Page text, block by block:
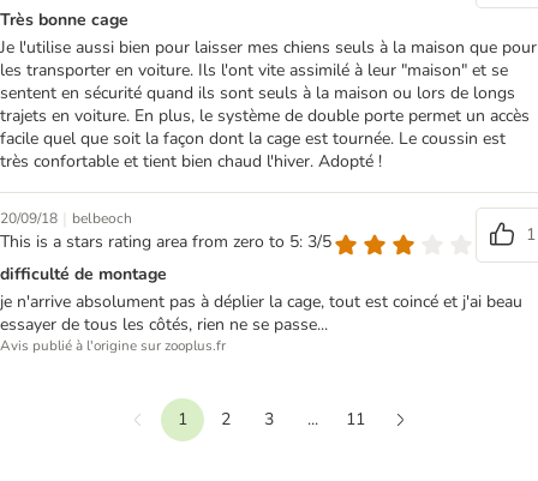
Très bonne cage
Je l'utilise aussi bien pour laisser mes chiens seuls à la maison que pour
les transporter en voiture. Ils l'ont vite assimilé à leur "maison" et se
sentent en sécurité quand ils sont seuls à la maison ou lors de longs
trajets en voiture. En plus, le système de double porte permet un accès
facile quel que soit la façon dont la cage est tournée. Le coussin est
très confortable et tient bien chaud l'hiver. Adopté !
20/09/18 | belbeoch
This is a stars rating area from zero to 5: 3/5
1
difficulté de montage
je n'arrive absolument pas à déplier la cage, tout est coincé et j'ai beau
essayer de tous les côtés, rien ne se passe...
Avis publié à l'origine sur zooplus.fr
Précédent
1 2 3 ...
11